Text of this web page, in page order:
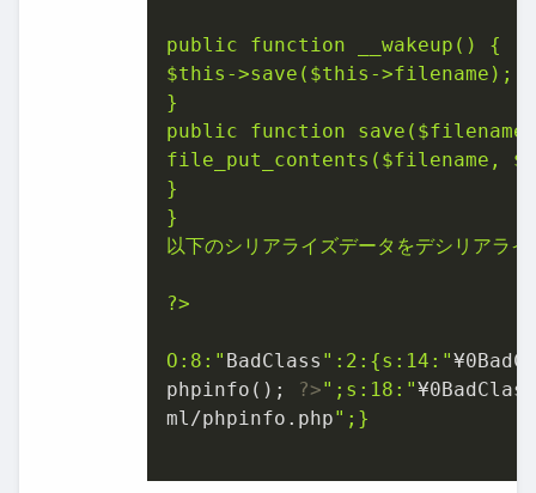
$this ->save( $this ->filename);
}
public function save( $filename
file_put_contents( $filename ,
}
}
以下のシリアライズデータをデシリアラ
?>
O:8:" BadClass ":2:{s:14:"¥0
phpinfo();
?>";s:18:"¥0
ml/phpinfo.php";}